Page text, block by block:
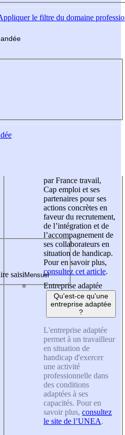
le filtre du domaine
saisi
par France travail,
Cap emploi et ses
partenaires pour ses
actions concrètes en
faveur du recrutement,
de l’intégration et de
l’accompagnement de
ses collaborateurs en
situation de handicap.
Pour en savoir plus,
consultez cet article.
Entreprise adaptée
Qu'est-ce qu'une
entreprise adaptée
?
L'entreprise adaptée
permet à un travailleur
en situation de
handicap d'exercer
une activité
professionnelle dans
des conditions
adaptées à ses
capacités. Pour en
savoir plus, consultez
le site de l’UNEA.